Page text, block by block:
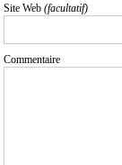
Site Web (facultatif)
Commentaire